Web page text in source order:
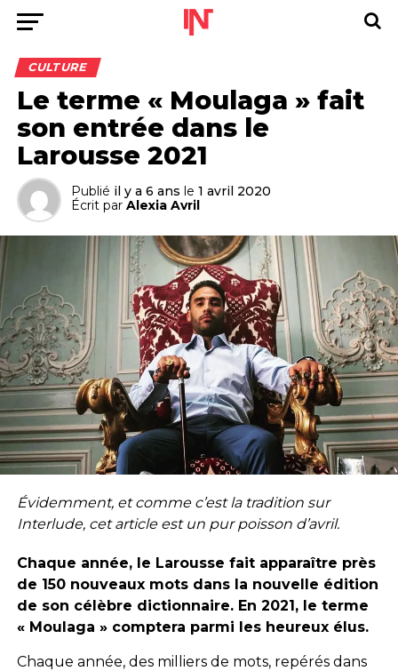
CULTURE
Le terme « Moulaga » fait
son entrée dans le
Larousse 2021
Publié il y a 6 ans le 1 avril 2020
Écrit par Alexia Avril
Évidemment, et comme c’est la tradition sur
Interlude, cet article est un pur poisson d’avril.
Chaque année, le Larousse fait apparaître près
de 150 nouveaux mots dans la nouvelle édition
de son célèbre dictionnaire. En 2021, le terme
« Moulaga » comptera parmi les heureux élus.
Chaque année, des milliers de mots, repérés dans